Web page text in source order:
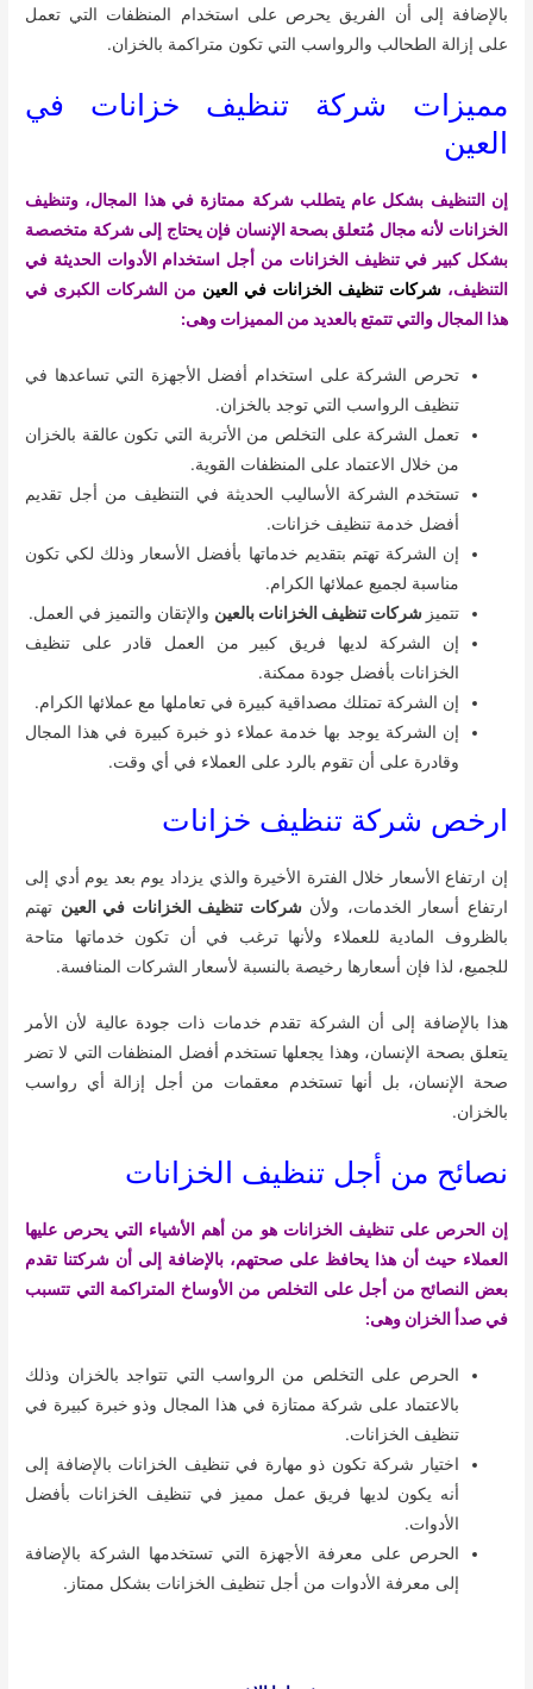
بالإضافة إلى أن الفريق يحرص على استخدام المنظفات التي تعمل
على إزالة الطحالب والرواسب التي تكون متراكمة بالخزان.
مميزات شركة تنظيف خزانات في
العين
إن التنظيف بشكل عام يتطلب شركة ممتازة في هذا المجال، وتنظيف
الخزانات لأنه مجال مُتعلق بصحة الإنسان فإن يحتاج إلى شركة متخصصة
بشكل كبير في تنظيف الخزانات من أجل استخدام الأدوات الحديثة في
التنظيف،شركات تنظيف الخزانات في العين من الشركات الكبرى في
هذا المجال والتي تتمتع بالعديد من المميزات وهى:
تحرص الشركة على استخدام أفضل الأجهزة التي تساعدها في
تنظيف الرواسب التي توجد بالخزان.
تعمل الشركة على التخلص من الأتربة التي تكون عالقة بالخزان
من خلال الاعتماد على المنظفات القوية.
تستخدم الشركة الأساليب الحديثة في التنظيف من أجل تقديم
أفضل خدمة تنظيف خزانات.
إن الشركة تهتم بتقديم خدماتها بأفضل الأسعار وذلك لكي تكون
مناسبة لجميع عملائها الكرام.
تتميز شركات تنظيف الخزانات بالعين والإتقان والتميز في العمل.
إن الشركة لديها فريق كبير من العمل قادر على تنظيف
الخزانات بأفضل جودة ممكنة.
إن الشركة تمتلك مصداقية كبيرة في تعاملها مع عملائها الكرام.
إن الشركة يوجد بها خدمة عملاء ذو خبرة كبيرة في هذا المجال
وقادرة على أن تقوم بالرد على العملاء في أي وقت.
ارخص شركة تنظيف خزانات
إن ارتفاع الأسعار خلال الفترة الأخيرة والذي يزداد يوم بعد يوم أدي إلى
ارتفاع أسعار الخدمات، ولأنشركات تنظيف الخزانات في العين تهتم
بالظروف المادية للعملاء ولأنها ترغب في أن تكون خدماتها متاحة
للجميع، لذا فإن أسعارها رخيصة بالنسبة لأسعار الشركات المنافسة.
هذا بالإضافة إلى أن الشركة تقدم خدمات ذات جودة عالية لأن الأمر
يتعلق بصحة الإنسان، وهذا يجعلها تستخدم أفضل المنظفات التي لا تضر
صحة الإنسان، بل أنها تستخدم معقمات من أجل إزالة أي رواسب
بالخزان.
نصائح من أجل تنظيف الخزانات
إن الحرص على تنظيف الخزانات هو من أهم الأشياء التي يحرص عليها
العملاء حيث أن هذا يحافظ على صحتهم، بالإضافة إلى أن شركتنا تقدم
بعض النصائح من أجل على التخلص من الأوساخ المتراكمة التي تتسبب
في صدأ الخزان وهى:
الحرص على التخلص من الرواسب التي تتواجد بالخزان وذلك
بالاعتماد على شركة ممتازة في هذا المجال وذو خبرة كبيرة في
تنظيف الخزانات.
اختيار شركة تكون ذو مهارة في تنظيف الخزانات بالإضافة إلى
أنه يكون لديها فريق عمل مميز في تنظيف الخزانات بأفضل
الأدوات.
الحرص على معرفة الأجهزة التي تستخدمها الشركة بالإضافة
إلى معرفة الأدوات من أجل تنظيف الخزانات بشكل ممتاز.